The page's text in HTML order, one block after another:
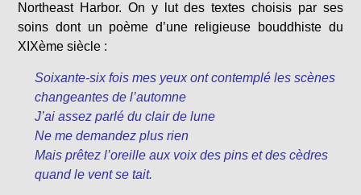
Northeast Harbor. On y lut des textes choisis par ses
soins dont un poème d’une religieuse bouddhiste du
XIXème siècle :
Soixante-six fois mes yeux ont contemplé les scènes
changeantes de l’automne
J’ai assez parlé du clair de lune
Ne me demandez plus rien
Mais prêtez l’oreille aux voix des pins et des cèdres
quand le vent se tait.